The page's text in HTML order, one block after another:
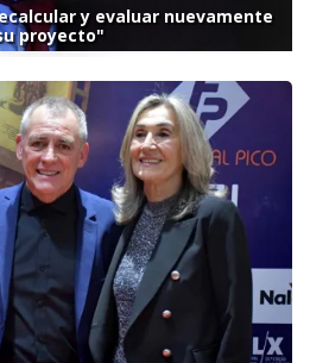
y evaluar nuevamente
proyecto"